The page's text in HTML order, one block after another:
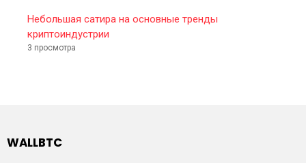
Небольшая сатира на основные тренды
криптоиндустрии
3 просмотра
WALLBTC